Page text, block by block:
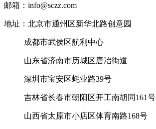
邮箱：info@sczz.com
地址：北京市通州区新华北路创意园
成都市武侯区航利中心
山东省济南市历城区唐冶街道
深圳市宝安区蚝业路39号
吉林省长春市朝阳区开工南胡同161号
山西省太原市小店区体育南路168号